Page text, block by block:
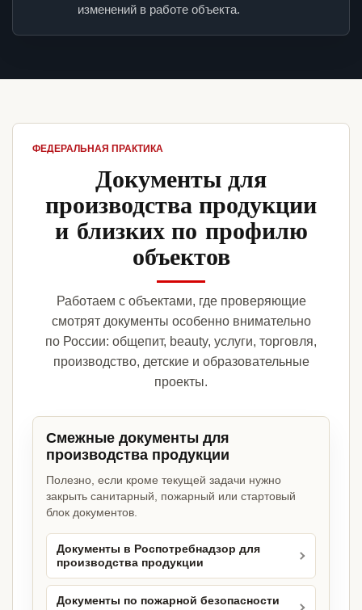
изменений в работе объекта.
ФЕДЕРАЛЬНАЯ ПРАКТИКА
Документы для
производства продукции
и близких по профилю
объектов
Работаем с объектами, где проверяющие
смотрят документы особенно внимательно
по России: общепит, beauty, услуги, торговля,
производство, детские и образовательные
проекты.
Смежные документы для
производства продукции
Полезно, если кроме текущей задачи нужно
закрыть санитарный, пожарный или стартовый
блок документов.
Документы в Роспотребнадзор для
производства продукции
Документы по пожарной безопасности